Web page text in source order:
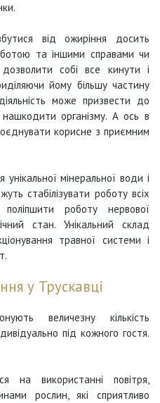
від ожиріння досить
та іншими справами чи
собі все кинути і
йому більшу частину
може призвести до
нашкодити організму. А ось в
корисне з приємним
мінеральної води і
стабілізувати роботу всіх
поліпшити роботу нервової
стан. Унікальний склад
травної системи і
у Трускавці
величезну кількість
під кожного гостя.
на використанні повітря,
рослин, які сприятливо